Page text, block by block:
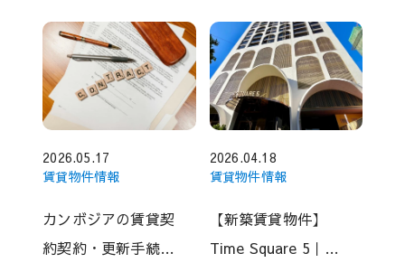
例まとめ｜騒音・セ
キュリティ・退去時
の問題
2026.05.17
賃貸物件情報
カンボジアの賃貸契
約契約・更新手続
2026.04.18
賃貸物件情報
【新築賃貸物件】
Time Square 5｜